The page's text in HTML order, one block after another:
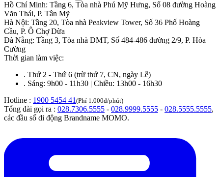
Hồ Chí Minh: Tầng 6, Tòa nhà Phú Mỹ Hưng, Số 08 đường Hoàng
Văn Thái, P. Tân Mỹ
Hà Nội: Tầng 20, Tòa nhà Peakview Tower, Số 36 Phố Hoàng
Cầu, P. Ô Chợ Dừa
Đà Nẵng: Tầng 3, Tòa nhà DMT, Số 484-486 đường 2/9, P. Hòa
Cường
Thời gian làm việc:
. Thứ 2 - Thứ 6 (trừ thứ 7, CN, ngày Lễ)
. Sáng: 9h00 - 11h30 | Chiều: 13h00 - 16h30
Hotline : 1900 5454 41 (Phí 1.000đ/phút)
Tổng đài gọi ra : 028.7306.5555 - 028.9999.5555 - 028.5555.5555,
các đầu số di động Brandname MOMO.